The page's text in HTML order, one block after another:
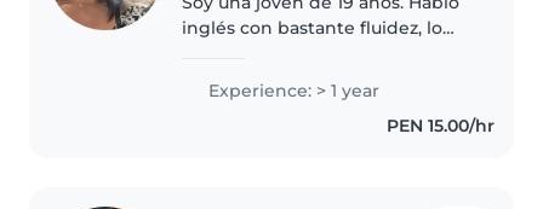
inglés con bastante fluidez, lo
comunicarme con los niños. Soy
una persona empática, calmada
y responsable. Me considero
Experience: > 1 year
PEN 15.00/hr